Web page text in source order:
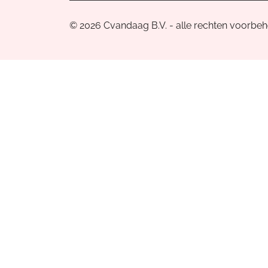
© 2026 Cvandaag B.V. - alle rechten